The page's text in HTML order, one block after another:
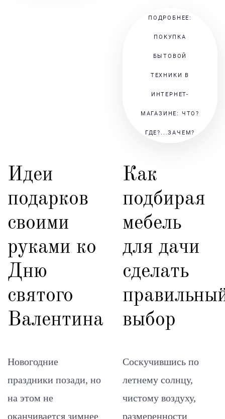
ПОДРОБНЕЕ:
ПОКУПКА
БЫТОВОЙ
ТЕХНИКИ В
ИНТЕРНЕТ-
МАГАЗИНЕ: ЧТО?
ГДЕ?...ЗАЧЕМ?
Идеи
подарков
своими
руками ко
Дню
святого
Валентина
Новогодние
праздники позади, но
на этом не
оканчивается зимнее
Как
подбирая
мебель
для дачи
сделать
выбор
Соскучившись по
летнему солнцу,
чистому воздуху,
размеренности